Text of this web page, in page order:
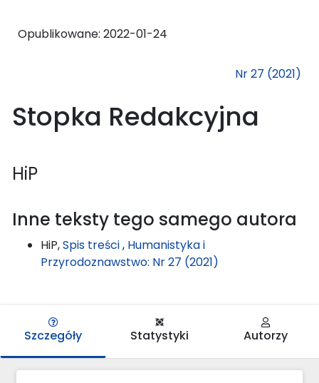
Opublikowane: 2022-01-24
Nr 27 (2021)
Stopka Redakcyjna
HiP
Inne teksty tego samego autora
HiP,Spis treści, Humanistyka i
Przyrodoznawstwo: Nr 27 (2021)
Szczegóły Statystyki Autorzy